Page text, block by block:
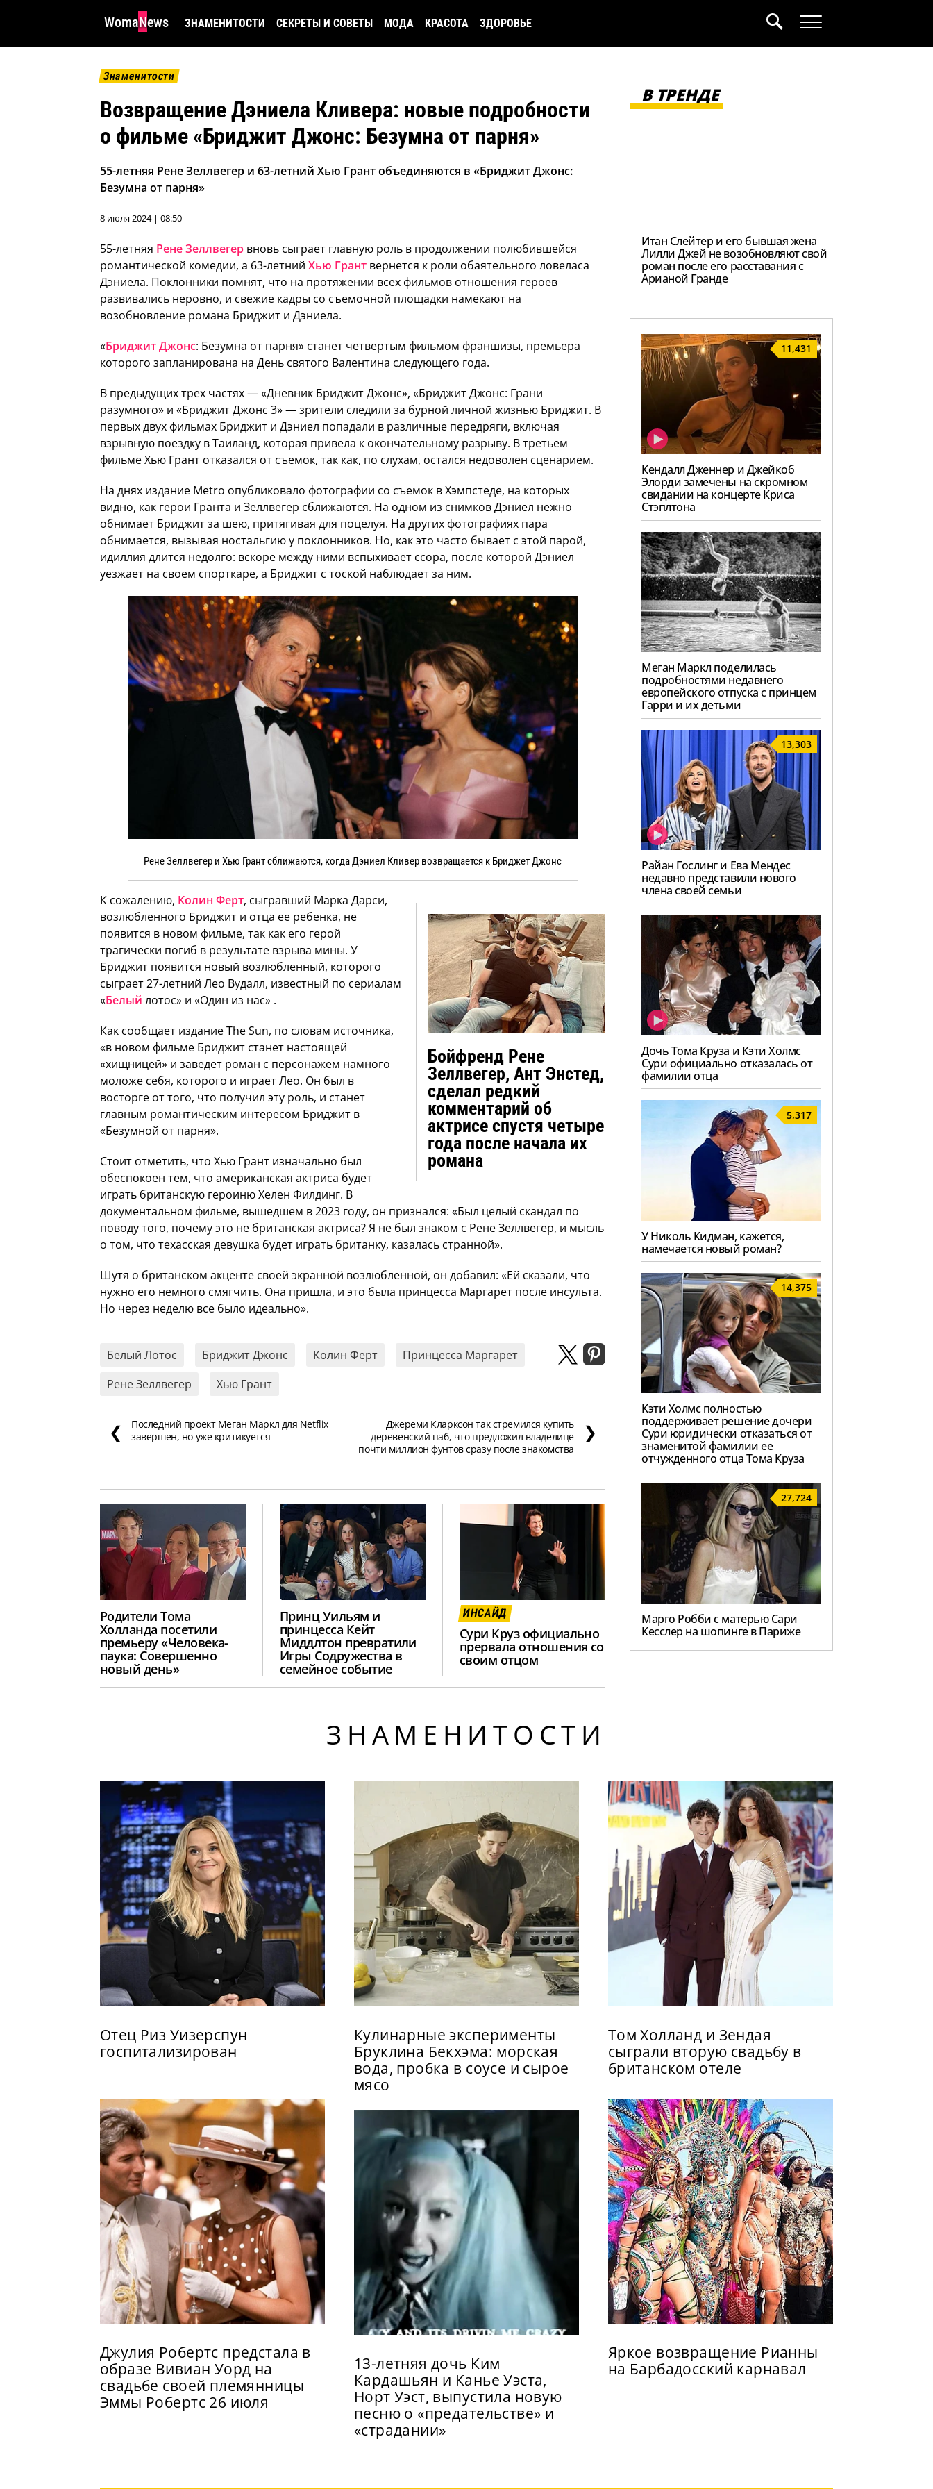
WomaNews ЗНАМЕНИТОСТИ СЕКРЕТЫ И СОВЕТЫ МОДА КРАСОТА ЗДОРОВЬЕ
Знаменитости
Возвращение Дэниела Кливера: новые подробности
о фильме «Бриджит Джонс: Безумна от парня»
55-летняя Рене Зеллвегер и 63-летний Хью Грант объединяются в «Бриджит Джонс:
Безумна от парня»
8 июля 2024 | 08:50
55-летняя Рене Зеллвегер вновь сыграет главную роль в продолжении полюбившейся
романтической комедии, а 63-летний Хью Грант вернется к роли обаятельного ловеласа
Дэниела. Поклонники помнят, что на протяжении всех фильмов отношения героев
развивались неровно, и свежие кадры со съемочной площадки намекают на
возобновление романа Бриджит и Дэниела.
«Бриджит Джонс: Безумна от парня» станет четвертым фильмом франшизы, премьера
которого запланирована на День святого Валентина следующего года.
В предыдущих трех частях — «Дневник Бриджит Джонс», «Бриджит Джонс: Грани
разумного» и «Бриджит Джонс 3» — зрители следили за бурной личной жизнью Бриджит. В
первых двух фильмах Бриджит и Дэниел попадали в различные передряги, включая
взрывную поездку в Таиланд, которая привела к окончательному разрыву. В третьем
фильме Хью Грант отказался от съемок, так как, по слухам, остался недоволен сценарием.
На днях издание Metro опубликовало фотографии со съемок в Хэмпстеде, на которых
видно, как герои Гранта и Зеллвегер сближаются. На одном из снимков Дэниел нежно
обнимает Бриджит за шею, притягивая для поцелуя. На других фотографиях пара
обнимается, вызывая ностальгию у поклонников. Но, как это часто бывает с этой парой,
идиллия длится недолго: вскоре между ними вспыхивает ссора, после которой Дэниел
уезжает на своем спорткаре, а Бриджит с тоской наблюдает за ним.
Рене Зеллвегер и Хью Грант сближаются, когда Дэниел Кливер возвращается к Бриджет Джонс
Бойфренд Рене
Зеллвегер, Ант Энстед,
сделал редкий
комментарий об
актрисе спустя четыре
года после начала их
романа
К сожалению, Колин Ферт, сыгравший Марка Дарси,
возлюбленного Бриджит и отца ее ребенка, не
появится в новом фильме, так как его герой
трагически погиб в результате взрыва мины. У
Бриджит появится новый возлюбленный, которого
сыграет 27-летний Лео Вудалл, известный по сериалам
«Белый лотос» и «Один из нас» .
Как сообщает издание The Sun, по словам источника,
«в новом фильме Бриджит станет настоящей
«хищницей» и заведет роман с персонажем намного
моложе себя, которого и играет Лео. Он был в
восторге от того, что получил эту роль, и станет
главным романтическим интересом Бриджит в
«Безумной от парня».
Стоит отметить, что Хью Грант изначально был
обеспокоен тем, что американская актриса будет
играть британскую героиню Хелен Филдинг. В
документальном фильме, вышедшем в 2023 году, он признался: «Был целый скандал по
поводу того, почему это не британская актриса? Я не был знаком с Рене Зеллвегер, и мысль
о том, что техасская девушка будет играть британку, казалась странной».
Шутя о британском акценте своей экранной возлюбленной, он добавил: «Ей сказали, что
нужно его немного смягчить. Она пришла, и это была принцесса Маргарет после инсульта.
Но через неделю все было идеально».
Белый Лотос Бриджит Джонс Колин Ферт
Принцесса Маргарет
Рене Зеллвегер
Хью Грант
❮
Последний проект Меган Маркл для Netflix
завершен, но уже критикуется
Джереми Кларксон так стремился купить
деревенский паб, что предложил владелице
почти миллион фунтов сразу после знакомства
❯
Родители Тома
Холланда посетили
премьеру «Человека-
паука: Совершенно
новый день»
Принц Уильям и
принцесса Кейт
Миддлтон превратили
Игры Содружества в
семейное событие
ИНСАЙД
Сури Круз официально
прервала отношения со
своим отцом
В ТРЕНДЕ
Итан Слейтер и его бывшая жена
Лилли Джей не возобновляют свой
роман после его расставания с
Арианой Гранде
11,431
Кендалл Дженнер и Джейкоб
Элорди замечены на скромном
свидании на концерте Криса
Стэплтона
Меган Маркл поделилась
подробностями недавнего
европейского отпуска с принцем
Гарри и их детьми
13,303
Райан Гослинг и Ева Мендес
недавно представили нового
члена своей семьи
Дочь Тома Круза и Кэти Холмс
Сури официально отказалась от
фамилии отца
5,317
У Николь Кидман, кажется,
намечается новый роман?
14,375
Кэти Холмс полностью
поддерживает решение дочери
Сури юридически отказаться от
знаменитой фамилии ее
отчужденного отца Тома Круза
27,724
Марго Робби с матерью Сари
Кесслер на шопинге в Париже
ЗНАМЕНИТОСТИ
Отец Риз Уизерспун
госпитализирован
Джулия Робертс предстала в
образе Вивиан Уорд на
свадьбе своей племянницы
Эммы Робертс 26 июля
Кулинарные эксперименты
Бруклина Бекхэма: морская
вода, пробка в соусе и сырое
мясо
13-летняя дочь Ким
Кардашьян и Канье Уэста,
Норт Уэст, выпустила новую
песню о «предательстве» и
«страдании»
Том Холланд и Зендая
сыграли вторую свадьбу в
британском отеле
Яркое возвращение Рианны
на Барбадосский карнавал